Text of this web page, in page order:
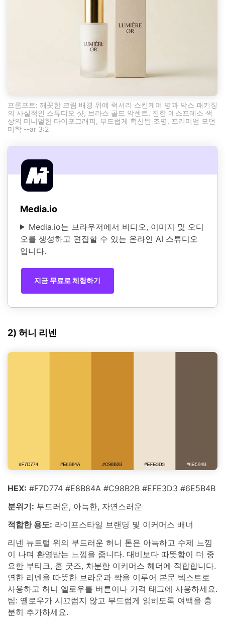
프롬프트: 깨끗한 크림 배경 위에 럭셔리 스킨케어 병과 박스 패키징
의 사실적인 스튜디오 샷, 브라스 골드 악센트, 진한 에스프레소 색
상의 미니멀한 타이포그래피, 부드럽게 확산된 조명, 프리미엄 모던
미학 --ar 3:2
Media.io
Media.io는 브라우저에서 비디오, 이미지 및 오디
오를 생성하고 편집할 수 있는 온라인 AI 스튜디오
입니다.
지금 무료로 체험하기
2) 허니 리넨
HEX: #F7D774 #E8B84A #C98B2B #EFE3D3 #6E5B4B
분위기: 부드러운, 아늑한, 자연스러운
적합한 용도: 라이프스타일 브랜딩 및 이커머스 배너
리넨 뉴트럴 위의 부드러운 허니 톤은 아늑하고 수제 느낌
이 나며 환영받는 느낌을 줍니다. 대비보다 따뜻함이 더 중
요한 부티크, 홈 굿즈, 차분한 이커머스 헤더에 적합합니다.
연한 리넨을 따뜻한 브라운과 짝을 이루어 본문 텍스트로
사용하고 허니 옐로우를 버튼이나 가격 태그에 사용하세요.
팁: 옐로우가 시끄럽지 않고 부드럽게 읽히도록 여백을 충
분히 추가하세요.